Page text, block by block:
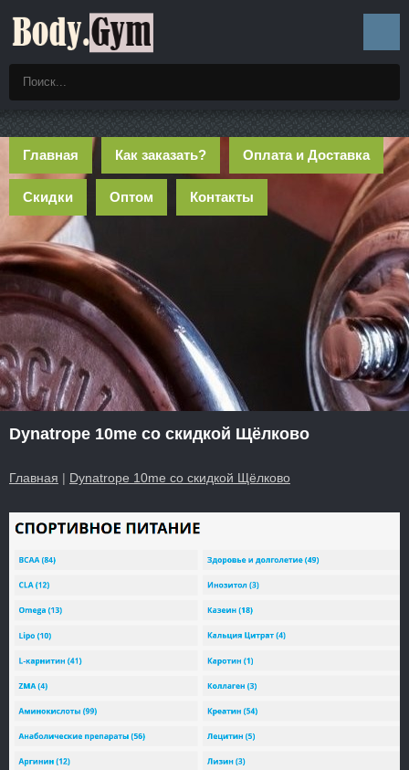
Главная Как заказать? Оплата и Доставка
Скидки Оптом Контакты
Dynatrope 10me со скидкой Щёлково
Главная | Dynatrope 10me со скидкой Щёлково